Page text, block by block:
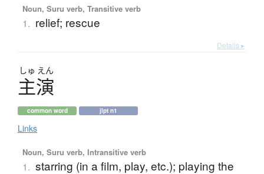
Noun, Suru verb, Transitive verb
1. relief; rescue
Details ▸
しゅ えん
主演
common word jlpt n1
Links
Noun, Suru verb, Intransitive verb
1. starring (in a film, play, etc.); playing the